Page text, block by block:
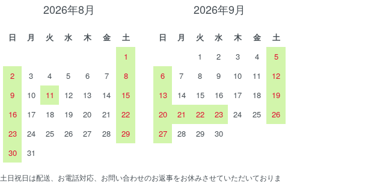
2026年8月
日 月 火 水 木 金
土
1
2
3 4 5 6 7
8
9
10 11 12 13 14
15
16
17 18 19 20 21
22
23
24 25 26 27 28
29
30
31
2026年9月
日 月 火 水 木 金
土
1
2 3 4
5
6
7 8 9 10 11
12
13
14 15 16 17 18
19
20
21 22 23 24 25
26
27
28 29 30
土日祝日は配送、お電話対応、お問い合わせのお返事をお休みさせていただいておりま